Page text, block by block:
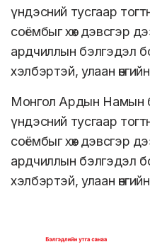
үндэсний тусгаар
соёмбыг хөх дэвсгэр
ардчиллын бэлгэдэл
хэлбэртэй, улаан
Монгол Ардын Намын
үндэсний тусгаар
соёмбыг хөх дэвсгэр
ардчиллын бэлгэдэл
хэлбэртэй, улаан